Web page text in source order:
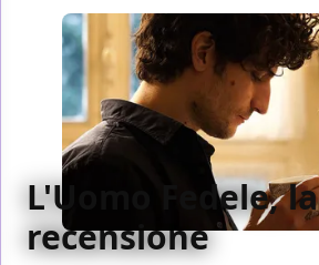
L'Uomo Fedele, la
recensione